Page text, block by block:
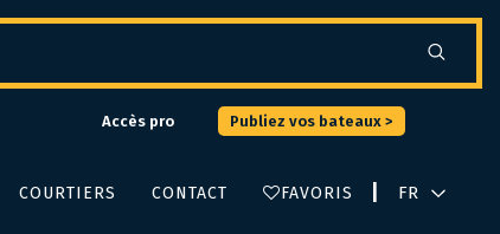
Accès pro Publiez vos bateaux >
COURTIERS CONTACT FAVORIS